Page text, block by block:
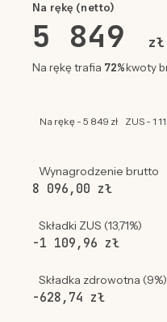
Na rękę (netto)
5 849 zł
Na rękę trafia 72%kwoty
Na rękę - 5 849 zł ZUS - 1
Wynagrodzenie brutto
8 096,00 zł
Składki ZUS (13,71%)
-1 109,96 zł
Składka zdrowotna (9%)
-628,74 zł